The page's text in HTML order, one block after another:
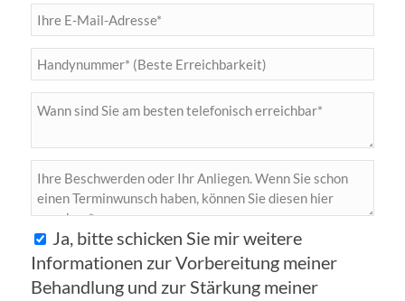
Ja, bitte schicken Sie mir weitere
Informationen zur Vorbereitung meiner
Behandlung und zur Stärkung meiner